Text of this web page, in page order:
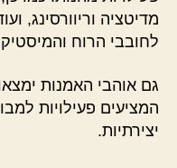
מדיטציה וריוורסינג,
לחובבי הרוח
גם אוהבי האמנות
המציעים פעילויות
יצירתיות.